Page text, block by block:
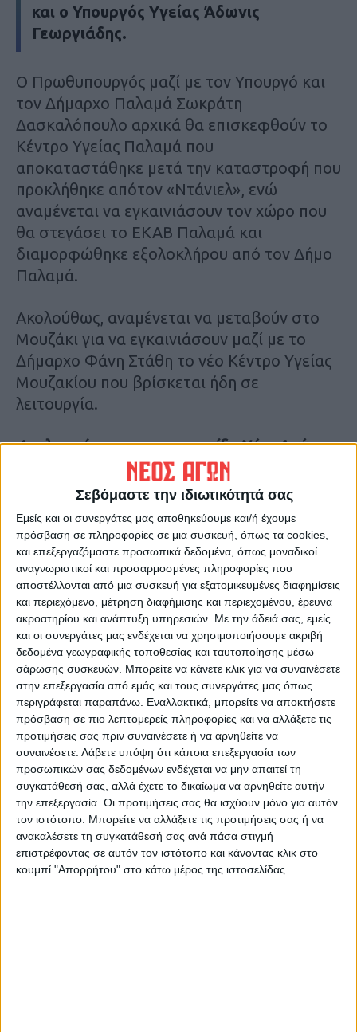
Σεβόμαστε την ιδιωτικότητά σας
Εμείς και οι συνεργάτες μας αποθηκεύουμε και/ή έχουμε
πρόσβαση σε πληροφορίες σε μια συσκευή, όπως τα cookies,
και επεξεργαζόμαστε προσωπικά δεδομένα, όπως μοναδικοί
αναγνωριστικοί και προσαρμοσμένες πληροφορίες που
αποστέλλονται από μια συσκευή για εξατομικευμένες διαφημίσεις
και περιεχόμενο, μέτρηση διαφήμισης και περιεχομένου, έρευνα
ακροατηρίου και ανάπτυξη υπηρεσιών. Με την άδειά σας, εμείς
και οι συνεργάτες μας ενδέχεται να χρησιμοποιήσουμε ακριβή
δεδομένα γεωγραφικής τοποθεσίας και ταυτοποίησης μέσω
σάρωσης συσκευών. Μπορείτε να κάνετε κλικ για να συναινέσετε
στην επεξεργασία από εμάς και τους συνεργάτες μας όπως
περιγράφεται παραπάνω. Εναλλακτικά, μπορείτε να αποκτήσετε
πρόσβαση σε πιο λεπτομερείς πληροφορίες και να αλλάξετε τις
προτιμήσεις σας πριν συναινέσετε ή να αρνηθείτε να
συναινέσετε. Λάβετε υπόψη ότι κάποια επεξεργασία των
προσωπικών σας δεδομένων ενδέχεται να μην απαιτεί τη
συγκατάθεσή σας, αλλά έχετε το δικαίωμα να αρνηθείτε αυτήν
την επεξεργασία. Οι προτιμήσεις σας θα ισχύουν μόνο για αυτόν
τον ιστότοπο. Μπορείτε να αλλάξετε τις προτιμήσεις σας ή να
ανακαλέσετε τη συγκατάθεσή σας ανά πάσα στιγμή
επιστρέφοντας σε αυτόν τον ιστότοπο και κάνοντας κλικ στο
κουμπί "Απορρήτου" στο κάτω μέρος της ιστοσελίδας.
και ο Υπουργός Υγείας Άδωνις
Γεωργιάδης.
Ο Πρωθυπουργός μαζί με τον Υπουργό και
τον Δήμαρχο Παλαμά Σωκράτη
Δασκαλόπουλο αρχικά θα επισκεφθούν το
Κέντρο Υγείας Παλαμά που
αποκαταστάθηκε μετά την καταστροφή που
προκλήθηκε απότον «Ντάνιελ», ενώ
αναμένεται να εγκαινιάσουν τον χώρο που
θα στεγάσει το ΕΚΑΒ Παλαμά και
διαμορφώθηκε εξολοκλήρου από τον Δήμο
Παλαμά.
Ακολούθως, αναμένεται να μεταβούν στο
Μουζάκι για να εγκαινιάσουν μαζί με το
Δήμαρχο Φάνη Στάθη το νέο Κέντρο Υγείας
Μουζακίου που βρίσκεται ήδη σε
λειτουργία.
Aναλυτικότερα στην εφημερίδα Νέος Αγών
Τελευταίες Ειδήσεις Σήμερα
Ακολούθησε την εφημερίδα ΝΕΟΣ
ΑΓΩΝ στο Google News!
Όλες οι εξελίξεις στην περιοχή της
Καρδίτσας και ευρύτερα της Θεσσαλίας
ΠΡΟΗΓΟΥΜΕΝΟ ΑΡΘΡΟ
Οκτώ τα κρούσματα του ιού
του Δυτικού Νείλου στο Ν.
Καρδίτσας
ΕΠΟΜΕΝΟ ΑΡΘΡΟ
570 έργα για τη Θεσσαλία στο
erga.gov.gr
ΝΕΟΣ ΑΓΩΝ